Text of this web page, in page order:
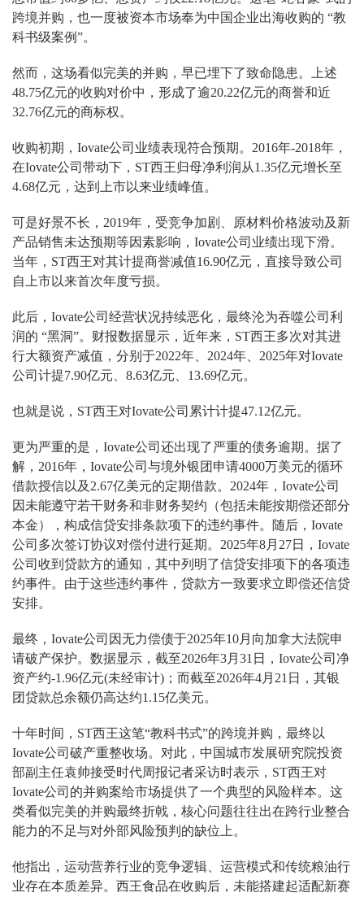
跨境并购，也一度被资本市场奉为中国企业出海收购的 “教
科书级案例”。
然而，这场看似完美的并购，早已埋下了致命隐患。上述
48.75亿元的收购对价中，形成了逾20.22亿元的商誉和近
32.76亿元的商标权。
收购初期，Iovate公司业绩表现符合预期。2016年-2018年，
在Iovate公司带动下，ST西王归母净利润从1.35亿元增长至
4.68亿元，达到上市以来业绩峰值。
可是好景不长，2019年，受竞争加剧、原材料价格波动及新
产品销售未达预期等因素影响，Iovate公司业绩出现下滑。
当年，ST西王对其计提商誉减值16.90亿元，直接导致公司
自上市以来首次年度亏损。
此后，Iovate公司经营状况持续恶化，最终沦为吞噬公司利
润的 “黑洞”。财报数据显示，近年来，ST西王多次对其进
行大额资产减值，分别于2022年、2024年、2025年对Iovate
公司计提7.90亿元、8.63亿元、13.69亿元。
也就是说，ST西王对Iovate公司累计计提47.12亿元。
更为严重的是，Iovate公司还出现了严重的债务逾期。据了
解，2016年，Iovate公司与境外银团申请4000万美元的循环
借款授信以及2.67亿美元的定期借款。2024年，Iovate公司
因未能遵守若干财务和非财务契约（包括未能按期偿还部分
本金），构成信贷安排条款项下的违约事件。随后，Iovate
公司多次签订协议对偿付进行延期。2025年8月27日，Iovate
公司收到贷款方的通知，其中列明了信贷安排项下的各项违
约事件。由于这些违约事件，贷款方一致要求立即偿还信贷
安排。
最终，Iovate公司因无力偿债于2025年10月向加拿大法院申
请破产保护。数据显示，截至2026年3月31日，Iovate公司净
资产约-1.96亿元(未经审计)；而截至2026年4月21日，其银
团贷款总余额仍高达约1.15亿美元。
十年时间，ST西王这笔“教科书式”的跨境并购，最终以
Iovate公司破产重整收场。对此，中国城市发展研究院投资
部副主任袁帅接受时代周报记者采访时表示，ST西王对
Iovate公司的并购案给市场提供了一个典型的风险样本。这
类看似完美的并购最终折戟，核心问题往往出在跨行业整合
能力的不足与对外部风险预判的缺位上。
他指出，运动营养行业的竞争逻辑、运营模式和传统粮油行
业存在本质差异。西王食品在收购后，未能搭建起适配新赛